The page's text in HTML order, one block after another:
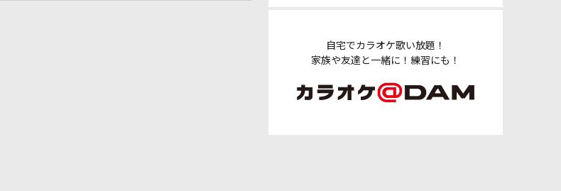
自宅でカラオケ歌い放題！
家族や友達と一緒に！練習にも！